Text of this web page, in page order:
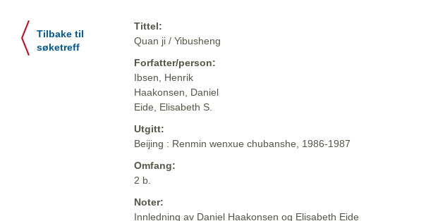
Tilbake til
søketreff
Tittel:
Quan ji / Yibusheng
Forfatter/person:
Ibsen, Henrik
Haakonsen, Daniel
Eide, Elisabeth S.
Utgitt:
Beijing : Renmin wenxue chubanshe, 1986-1987
Omfang:
2 b.
Noter:
Innledning av Daniel Haakonsen og Elisabeth Eide